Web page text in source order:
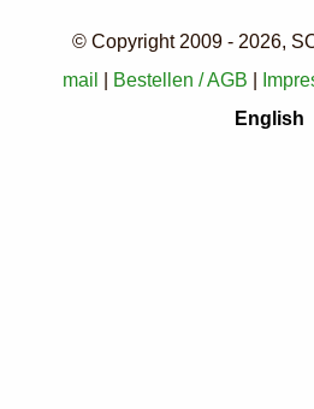
© Copyright 2009 - 2026,
mail
Bestellen / AGB
English